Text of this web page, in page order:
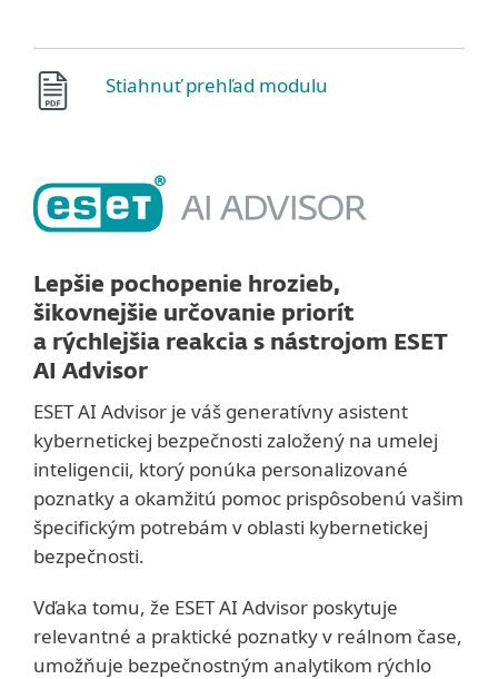
Stiahnuť prehľad modulu
Lepšie pochopenie hrozieb,
šikovnejšie určovanie priorít
a rýchlejšia reakcia s nástrojom ESET
AI Advisor
ESET AI Advisor je váš generatívny asistent
kybernetickej bezpečnosti založený na umelej
inteligencii, ktorý ponúka personalizované
poznatky a okamžitú pomoc prispôsobenú vašim
špecifickým potrebám v oblasti kybernetickej
bezpečnosti.
Vďaka tomu, že ESET AI Advisor poskytuje
relevantné a praktické poznatky v reálnom čase,
umožňuje bezpečnostným analytikom rýchlo